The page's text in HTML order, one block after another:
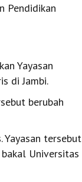
Pendidikan
Yayasan
di Jambi.
berubah
tersebut
Universitas